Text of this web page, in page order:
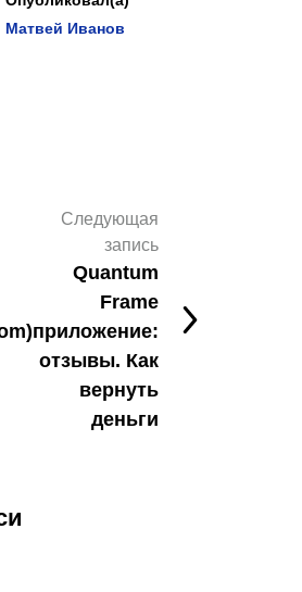
Матвей Иванов
Следующая
запись
Quantum
Frame
приложение:
отзывы. Как
вернуть
деньги